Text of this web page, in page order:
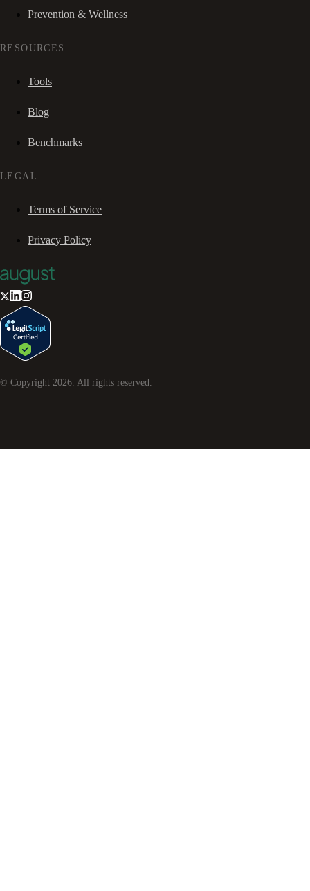
Prevention & Wellness
RESOURCES
Tools
Blog
Benchmarks
LEGAL
Terms of Service
Privacy Policy
© Copyright 2026 . All rights reserved.